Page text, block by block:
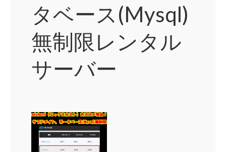
タベース(Mysql)
無制限レンタル
サーバー